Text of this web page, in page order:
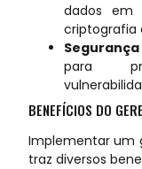
dados em
criptografia
para
BENEFÍCIOS DO
Implementar um
traz diversos